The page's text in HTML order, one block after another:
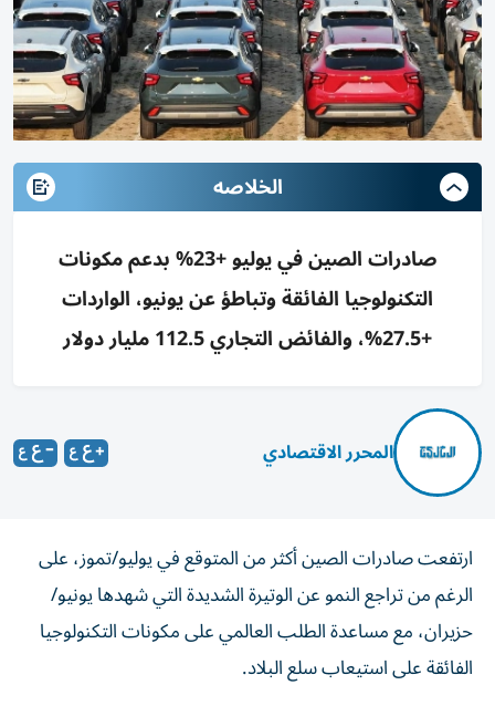
الخلاصه
صادرات الصين في يوليو +23% بدعم مكونات
التكنولوجيا الفائقة وتباطؤ عن يونيو، الواردات
+27.5%، والفائض التجاري 112.5 مليار دولار
المحرر الاقتصادي
ارتفعت صادرات الصين أكثر من المتوقع في يوليو/تموز، على
الرغم من تراجع النمو عن الوتيرة الشديدة التي شهدها يونيو/
حزيران، مع مساعدة الطلب العالمي على مكونات التكنولوجيا
الفائقة على استيعاب سلع البلاد.